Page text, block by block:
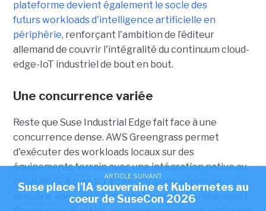
plateforme devient également le socle des
futurs workloads d'intelligence artificielle en
périphérie, renforçant l'ambition de l’éditeur
allemand de couvrir l'intégralité du continuum cloud-
edge-IoT industriel de bout en bout.
Une concurrence variée
Reste que Suse Industrial Edge fait face à une
concurrence dense. AWS Greengrass permet
d'exécuter des workloads locaux sur des
équipements terrain avec une intégration native au
cloud AWS. Azure IoT Edge offre une approche
similaire, adossée à l'écosystème cloud de Microsoft.
ARTICLE SUIVANT
Suse place l'IA souveraine et Kubernetes au
coeur de SuseCon 2026